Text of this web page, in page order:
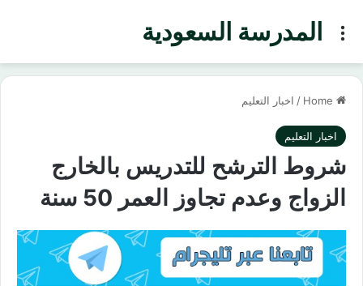
المدرسة السعوديةMenu
/ اخبار التعليم
اخبار التعليم
شروط الترشح للتدريس بالخارج
الزواج وعدم تجاوز العمر 50 سنة